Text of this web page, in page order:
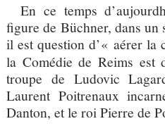
En ce temps
figure de Büchner, dans un
il est question d’« aérer la
la Comédie de Reims est
troupe de Ludovic
Laurent Poitrenaux
Danton, et le roi Pierre de